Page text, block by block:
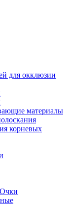
для окклюзии
материалы
корневых